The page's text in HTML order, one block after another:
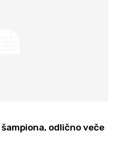
šampiona, odlično veče